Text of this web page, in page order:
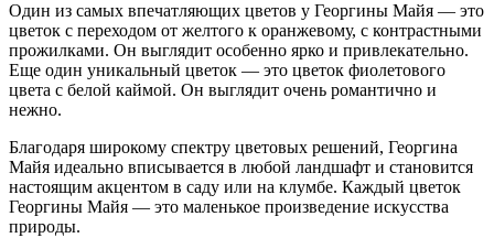
Один из самых впечатляющих цветов у Георгины Майя — это
цветок с переходом от желтого к оранжевому, с контрастными
прожилками. Он выглядит особенно ярко и привлекательно.
Еще один уникальный цветок — это цветок фиолетового
цвета с белой каймой. Он выглядит очень романтично и
нежно.
Благодаря широкому спектру цветовых решений, Георгина
Майя идеально вписывается в любой ландшафт и становится
настоящим акцентом в саду или на клумбе. Каждый цветок
Георгины Майя — это маленькое произведение искусства
природы.